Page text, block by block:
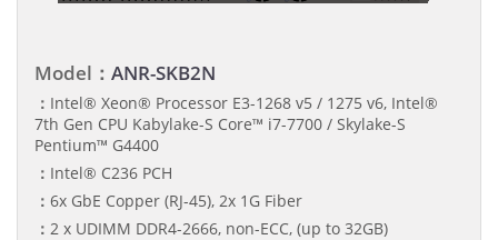
Model： ANR-SKB2N
： Intel® Xeon® Processor E3-1268 v5 / 1275 v6, Intel®
7th Gen CPU Kabylake-S Core™ i7-7700 / Skylake-S
Pentium™ G4400
： Intel® C236 PCH
： 6x GbE Copper (RJ-45), 2x 1G Fiber
： 2 x UDIMM DDR4-2666, non-ECC, (up to 32GB)